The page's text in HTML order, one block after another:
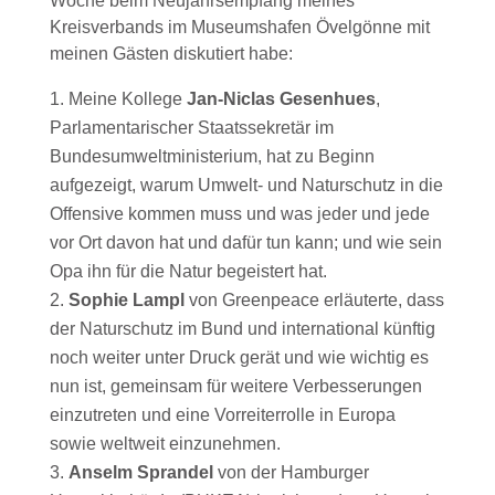
Kreisverbands im Museumshafen Övelgönne mit
meinen Gästen diskutiert habe:
Meine Kollege Jan-Niclas Gesenhues,
Parlamentarischer Staatssekretär im
Bundesumweltministerium, hat zu Beginn
aufgezeigt, warum Umwelt- und Naturschutz in die
Offensive kommen muss und was jeder und jede
vor Ort davon hat und dafür tun kann; und wie sein
Opa ihn für die Natur begeistert hat.
Sophie Lampl von Greenpeace erläuterte, dass
der Naturschutz im Bund und international künftig
noch weiter unter Druck gerät und wie wichtig es
nun ist, gemeinsam für weitere Verbesserungen
einzutreten und eine Vorreiterrolle in Europa
sowie weltweit einzunehmen.
Anselm Sprandel von der Hamburger